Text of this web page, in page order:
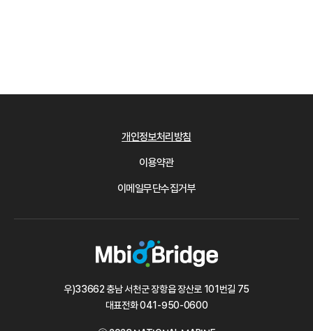
개인정보처리방침
이용약관
이메일무단수집거부
우)33662 충남 서천군 장항읍 장산로 101번길 75
대표전화041-950-0600